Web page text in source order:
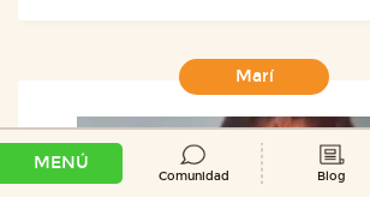
Marí
MENÚ
Comunidad Blog